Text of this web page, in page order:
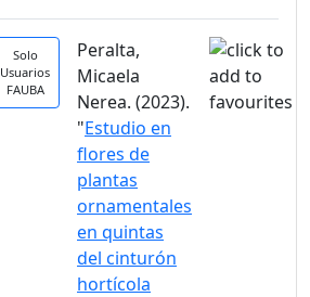
Solo
Usuarios
FAUBA
Peralta,
Micaela
Nerea. (2023).
"Estudio en
flores de
plantas
ornamentales
en quintas
del cinturón
hortícola